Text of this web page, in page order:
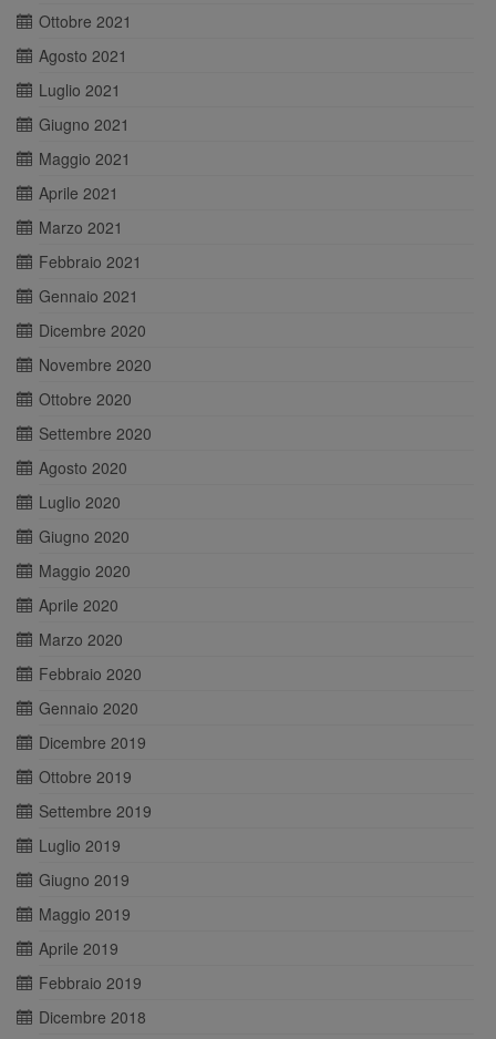
Ottobre 2021
Agosto 2021
Luglio 2021
Giugno 2021
Maggio 2021
Aprile 2021
Marzo 2021
Febbraio 2021
Gennaio 2021
Dicembre 2020
Novembre 2020
Ottobre 2020
Settembre 2020
Agosto 2020
Luglio 2020
Giugno 2020
Maggio 2020
Aprile 2020
Marzo 2020
Febbraio 2020
Gennaio 2020
Dicembre 2019
Ottobre 2019
Settembre 2019
Luglio 2019
Giugno 2019
Maggio 2019
Aprile 2019
Febbraio 2019
Dicembre 2018